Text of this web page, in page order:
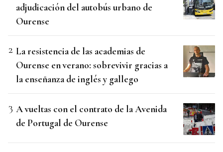
adjudicación del autobús urbano de
Ourense
La resistencia de las academias de
Ourense en verano: sobrevivir gracias a
la enseñanza de inglés y gallego
A vueltas con el contrato de la Avenida
de Portugal de Ourense